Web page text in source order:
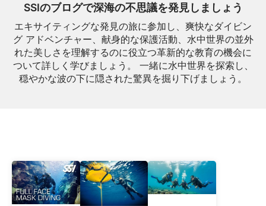
SSIのブログで深海の不思議を発見しましょう
エキサイティングな発見の旅に参加し、爽快なダイビン
グ アドベンチャー、献身的な保護活動、水中世界の並外
れた美しさを理解するのに役立つ革新的な教育の機会に
ついて詳しく学びましょう。 一緒に水中世界を探索し、
穏やかな波の下に隠された驚異を掘り下げましょう。